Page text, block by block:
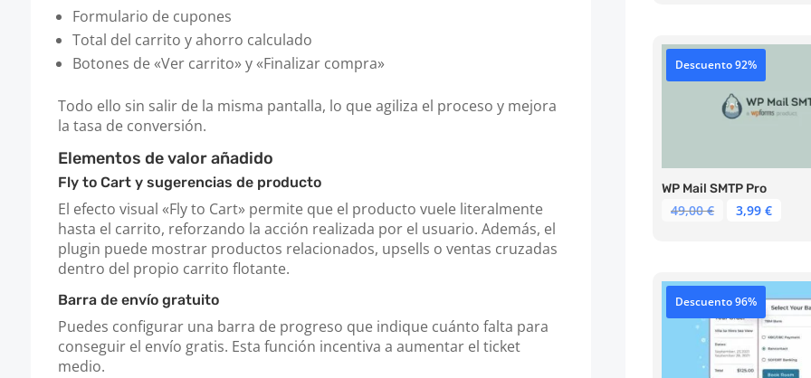
Formulario de cupones
Total del carrito y ahorro calculado
Botones de «Ver carrito» y «Finalizar compra»
Todo ello sin salir de la misma pantalla, lo que agiliza el proceso y mejora
la tasa de conversión.
Elementos de valor añadido
Fly to Cart y sugerencias de producto
El efecto visual «Fly to Cart» permite que el producto vuele literalmente
hasta el carrito, reforzando la acción realizada por el usuario. Además, el
plugin puede mostrar productos relacionados, upsells o ventas cruzadas
dentro del propio carrito flotante.
Barra de envío gratuito
Puedes configurar una barra de progreso que indique cuánto falta para
conseguir el envío gratis. Esta función incentiva a aumentar el ticket
medio.
99,00 €. 3,99
Descuento 92%
WP Mail SMTP Pro
49,00€
El
49,00 €.
3,99€
3,99
Descuento 96%